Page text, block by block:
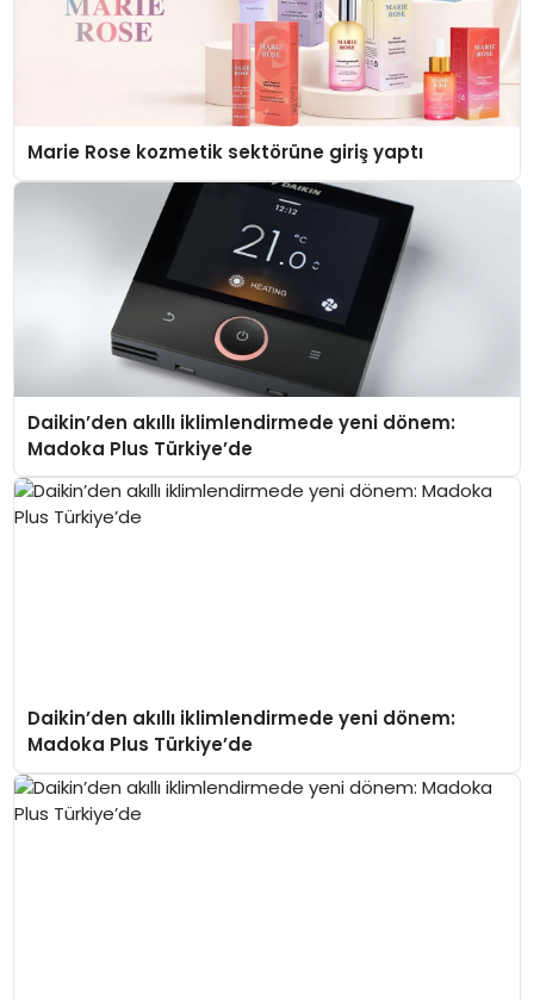
Marie Rose kozmetik sektörüne giriş yaptı
Daikin’den akıllı iklimlendirmede yeni dönem:
Madoka Plus Türkiye’de
Daikin’den akıllı iklimlendirmede yeni dönem:
Madoka Plus Türkiye’de